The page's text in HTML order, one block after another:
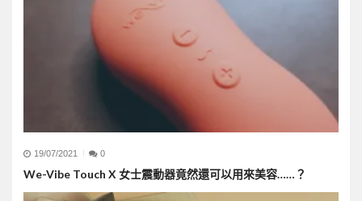
19/07/2021 0
We-Vibe Touch X 女士震動器竟然還可以用來美容……？